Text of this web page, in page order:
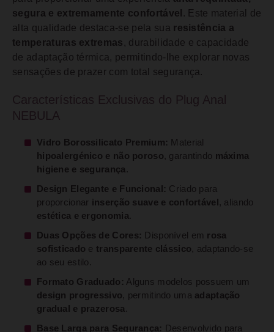
segura e extremamente confortável . Este material de
alta qualidade destaca-se pela sua resistência a
temperaturas extremas , durabilidade e capacidade
de adaptação térmica, permitindo-lhe explorar novas
sensações de prazer com total segurança.
Características Exclusivas do Plug Anal
NEBULA
Vidro Borossilicato Premium: Material
hipoalergénico e não poroso, garantindo máxima
higiene e segurança
Design Elegante e Funcional: Criado para
proporcionar inserção suave e confortável , aliando
estética e ergonomia
Duas Opções de Cores: Disponível em rosa
sofisticado etransparente clássico, adaptando-se
ao seu estilo.
Formato Graduado: Alguns modelos possuem um
design progressivo, permitindo uma adaptação
gradual e prazerosa
Base Larga para Segurança:
Desenvolvido para